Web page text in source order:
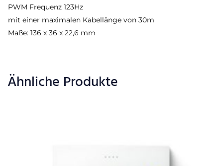
PWM Frequenz 123Hz
mit einer maximalen Kabellänge von 30m
Maße: 136 x 36 x 22,6 mm
Ähnliche Produkte